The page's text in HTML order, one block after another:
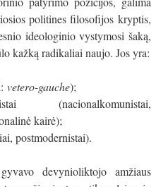
politines filosofijos kryptis,
ideologinio vystymosi šaką,
kažką radikaliai naujo. Jos yra:
vetero-gauche);
(nacionalkomunistai,
kairė);
postmodernistai).
devynioliktojo amžiaus